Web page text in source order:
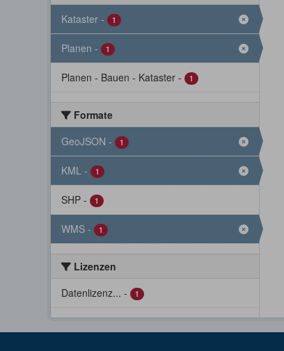
Kataster - 1
Planen - 1
Planen - Bauen - Kataster - 1
Formate
GeoJSON - 1
KML - 1
SHP - 1
WMS - 1
Lizenzen
Datenlizenz... - 1